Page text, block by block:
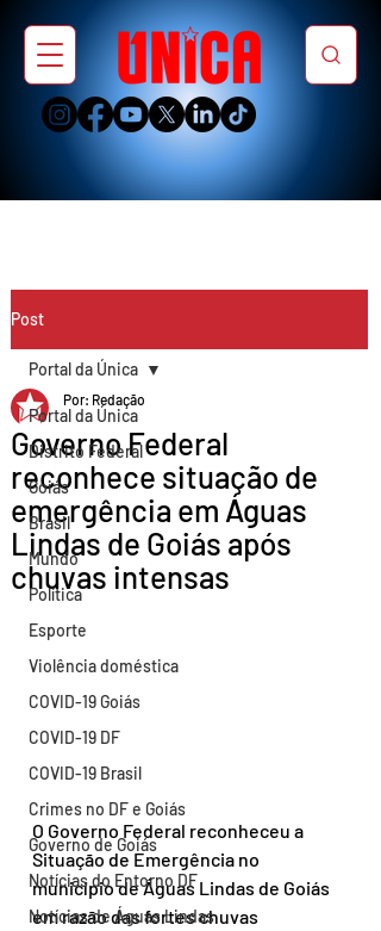
Post
Portal da Única
Distrito Federal
Goiás
Brasil
Mundo
Política
Esporte
Violência doméstica
COVID-19 Goiás
COVID-19 DF
COVID-19 Brasil
Crimes no DF e Goiás
Governo de Goiás
Notícias do Entorno DF
Notícias de Águas Lindas
Portal da Única
Governo Federal
reconhece situação de
emergência em Águas
Lindas de Goiás após
chuvas intensas
Por: Redação
O Governo Federal reconheceu a
Situação de Emergência no
município de Águas Lindas de Goiás
em razão das fortes chuvas